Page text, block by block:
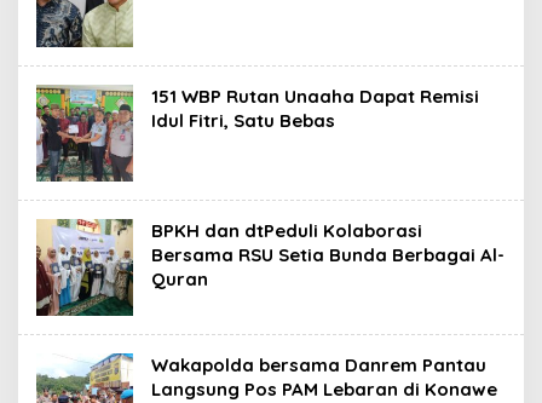
151 WBP Rutan Unaaha Dapat Remisi
Idul Fitri, Satu Bebas
BPKH dan dtPeduli Kolaborasi
Bersama RSU Setia Bunda Berbagai Al-
Quran
Wakapolda bersama Danrem Pantau
Langsung Pos PAM Lebaran di Konawe